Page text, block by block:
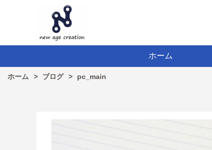
ホーム
ホーム ブログ pc_main